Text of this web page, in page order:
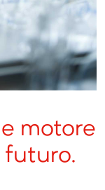
motore
futuro.